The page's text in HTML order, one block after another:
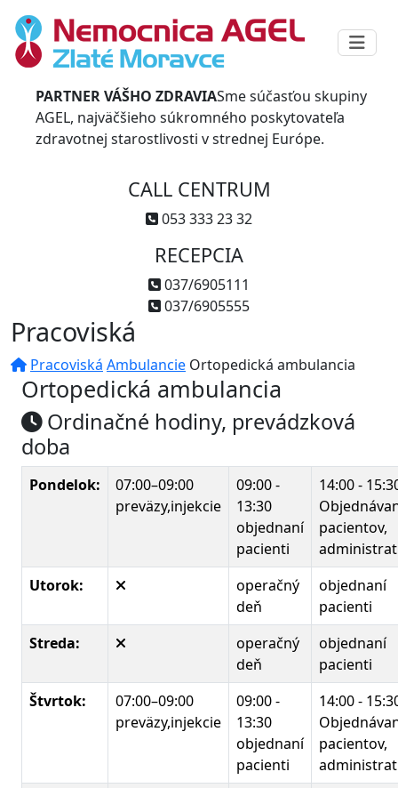
PARTNER VÁŠHO ZDRAVIASme súčasťou skupiny
AGEL, najväčšieho súkromného poskytovateľa
zdravotnej starostlivosti v strednej Európe.
CALL CENTRUM
053 333 23 32
RECEPCIA
037/6905111
037/6905555
Pracoviská
Pracoviská Ambulancie Ortopedická ambulancia
Ortopedická ambulancia
Ordinačné hodiny, prevádzková
doba
Pondelok:
07:00–09:00
preväzy,injekcie
09:00 -
13:30
objednaní
pacienti
14:00 -
pacientov,
Utorok:
operačný
deň
objednaní
pacienti
Streda:
operačný
deň
objednaní
pacienti
Štvrtok:
07:00–09:00
preväzy,injekcie
09:00 -
13:30
objednaní
pacienti
14:00 -
pacientov,